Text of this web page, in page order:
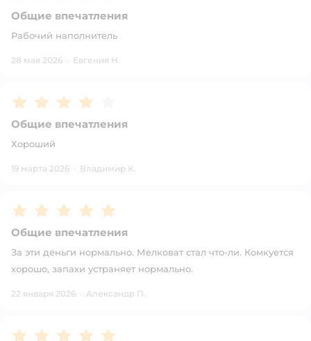
Общие впечатления
Рабочий наполнитель
28 мая 2026 · Евгения Н.
Рейтинг:4
Общие впечатления
Хороший
19 марта 2026 · Владимир К.
Рейтинг:5
Общие впечатления
За эти деньги нормально. Мелковат стал что-ли. Комкуется
хорошо, запахи устраняет нормально.
22 января 2026 · Александр П.
Рейтинг:5